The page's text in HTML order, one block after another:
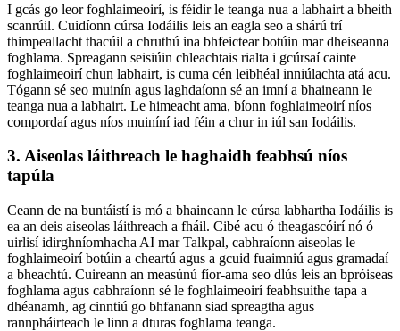
I gcás go leor foghlaimeoirí, is féidir le teanga nua a labhairt a bheith
scanrúil. Cuidíonn cúrsa Iodáilis leis an eagla seo a shárú trí
thimpeallacht thacúil a chruthú ina bhfeictear botúin mar dheiseanna
foghlama. Spreagann seisiúin chleachtais rialta i gcúrsaí cainte
foghlaimeoirí chun labhairt, is cuma cén leibhéal inniúlachta atá acu.
Tógann sé seo muinín agus laghdaíonn sé an imní a bhaineann le
teanga nua a labhairt. Le himeacht ama, bíonn foghlaimeoirí níos
compordaí agus níos muiníní iad féin a chur in iúl san Iodáilis.
3. Aiseolas láithreach le haghaidh feabhsú níos
tapúla
Ceann de na buntáistí is mó a bhaineann le cúrsa labhartha Iodáilis is
ea an deis aiseolas láithreach a fháil. Cibé acu ó theagascóirí nó ó
uirlisí idirghníomhacha AI mar Talkpal, cabhraíonn aiseolas le
foghlaimeoirí botúin a cheartú agus a gcuid fuaimniú agus gramadaí
a bheachtú. Cuireann an measúnú fíor-ama seo dlús leis an bpróiseas
foghlama agus cabhraíonn sé le foghlaimeoirí feabhsuithe tapa a
dhéanamh, ag cinntiú go bhfanann siad spreagtha agus
rannpháirteach le linn a dturas foghlama teanga.